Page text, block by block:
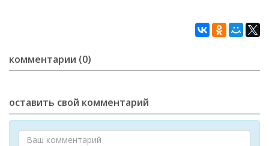
комментарии (0)
оставить свой комментарий